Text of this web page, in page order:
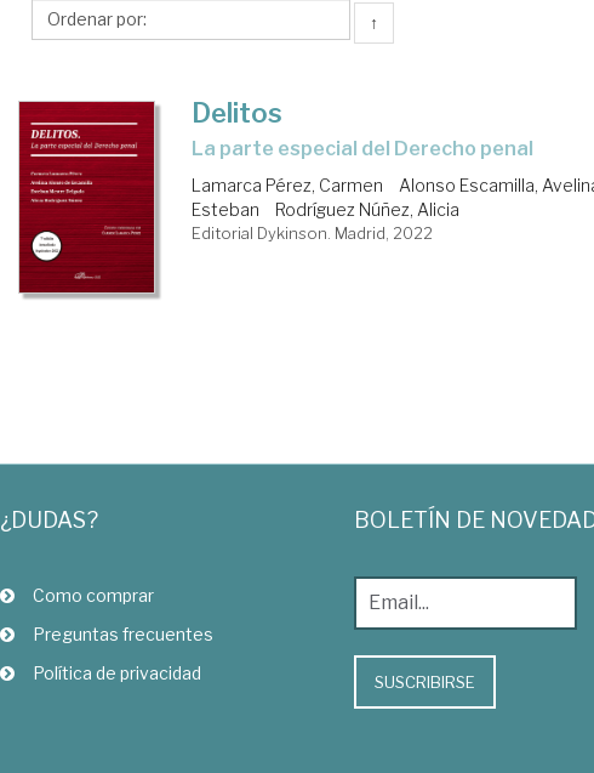
Carmen
↑
Delitos
la parte especial del Derecho penal
Lamarca Pérez, Carmen Alonso Escamilla,
Esteban
Rodríguez Núñez, Alicia
Editorial Dykinson. Madrid, 2022
¿DUDAS?
Como comprar
Preguntas frecuentes
Política de privacidad
BOLETÍN DE
SUSCRIBIRSE